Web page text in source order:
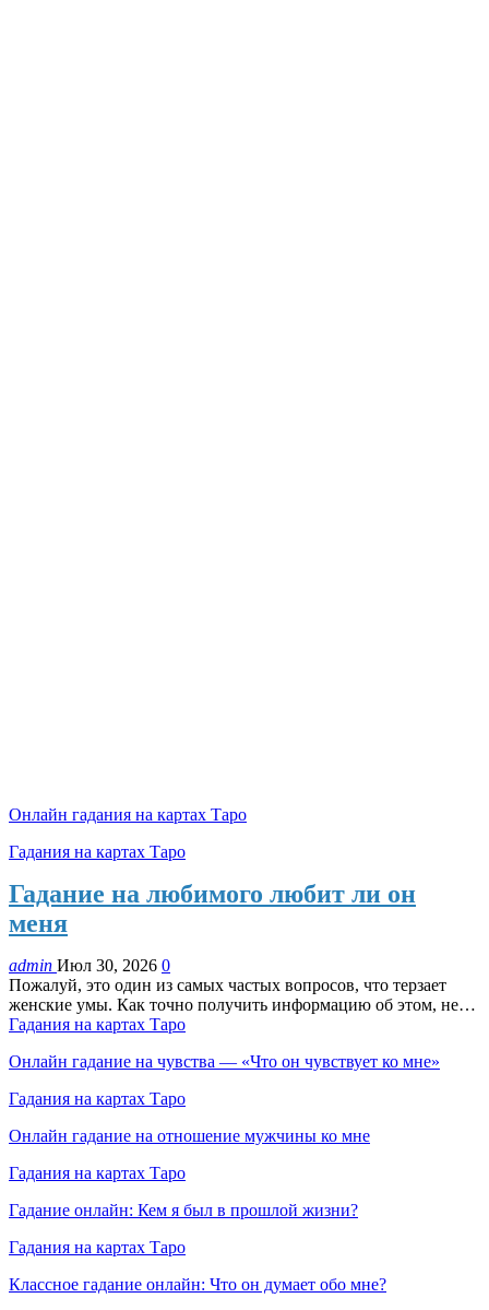
Онлайн гадания на картах Таро
Гадания на картах Таро
Гадание на любимого любит ли он
меня
admin Июл 30, 2026 0
Пожалуй, это один из самых частых вопросов, что терзает
женские умы. Как точно получить информацию об этом, не…
Гадания на картах Таро
Онлайн гадание на чувства — «Что он чувствует ко мне»
Гадания на картах Таро
Онлайн гадание на отношение мужчины ко мне
Гадания на картах Таро
Гадание онлайн: Кем я был в прошлой жизни?
Гадания на картах Таро
Классное гадание онлайн: Что он думает обо мне?